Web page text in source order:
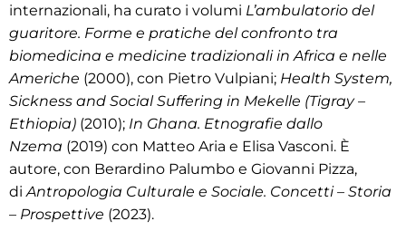
internazionali, ha curato i volumi L’ambulatorio del
guaritore. Forme e pratiche del confronto tra
biomedicina e medicine tradizionali in Africa e nelle
Americhe (2000), con Pietro Vulpiani; Health System,
Sickness and Social Suffering in Mekelle (Tigray –
Ethiopia) (2010); In Ghana. Etnografie dallo
Nzema (2019) con Matteo Aria e Elisa Vasconi. È
autore, con Berardino Palumbo e Giovanni Pizza,
di Antropologia Culturale e Sociale. Concetti – Storia
– Prospettive (2023).